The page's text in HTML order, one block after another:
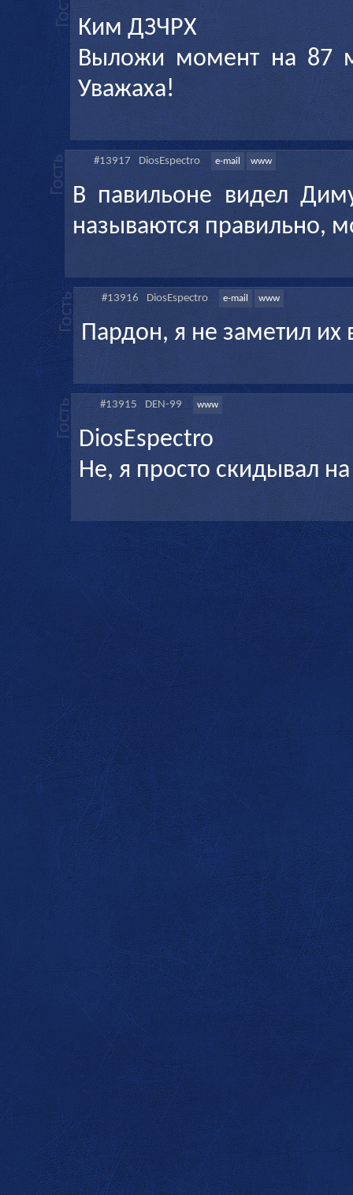
Ким ДЗЧРХ
Выложи момент на 87
Уважаха!
#13917 DiosEspectro e-mail www
В павильоне видел
называются правильно,
#13916 DiosEspectro e-mail www
Пардон, я не заметил их
#13915 DEN-99 www
DiosEspectro
Не, я просто скидывал